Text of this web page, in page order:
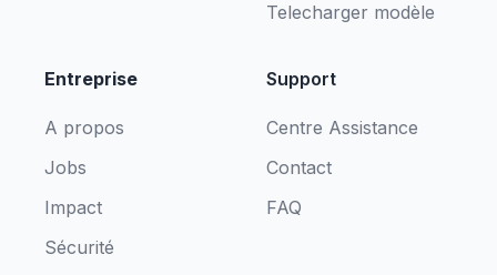
Telecharger modèle
Entreprise
A propos
Jobs
Impact
Sécurité
Support
Centre Assistance
Contact
FAQ